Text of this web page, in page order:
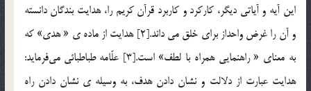
اين آيه و آياتي ديگر، كاركرد و كاربرد قرآن كريم را، هدايت بندگان دانسته
و آن را غرض واحداز براي خلق مي داند.[2] هدايت از ماده ي « هدي» كه
به معناي « راهنمايي همراه با لطف» است.[3] علّامه طباطبائي مي‌فرمايد:
هدايت عبارت از دلالت و نشان دادن هدف، به وسيله ي نشان دادن راه